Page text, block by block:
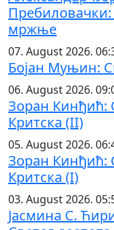
Пребиловачки:
мржње
07. August 2026.
Бојан Муњин:
06. August 2026.
Зоран Кинђић:
Критска (II)
05. August 2026.
Зоран Кинђић:
Критска (I)
03. August 2026.
Јасмина С.